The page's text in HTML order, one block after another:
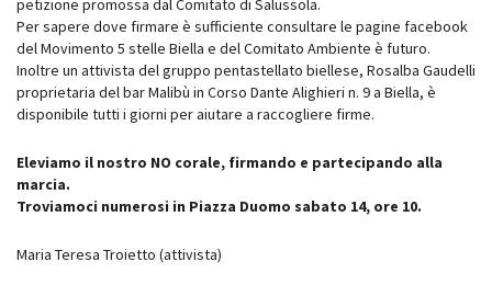
petizione promossa dal Comitato di Salussola.
Per sapere dove firmare è sufficiente consultare le pagine facebook
del Movimento 5 stelle Biella e del Comitato Ambiente è futuro.
Inoltre un attivista del gruppo pentastellato biellese, Rosalba Gaudelli
proprietaria del bar Malibù in Corso Dante Alighieri n. 9 a Biella, è
disponibile tutti i giorni per aiutare a raccogliere firme.
Eleviamo il nostro NO corale, firmando e partecipando alla
marcia.
Troviamoci numerosi in Piazza Duomo sabato 14, ore 10.
Maria Teresa Troietto (attivista)